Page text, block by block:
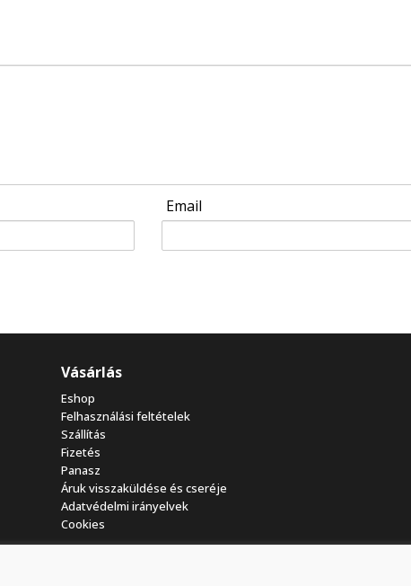
Email
Vásárlás
Eshop
Felhasználási feltételek
Szállítás
Fizetés
Panasz
Áruk visszaküldése és cseréje
Adatvédelmi irányelvek
Cookies